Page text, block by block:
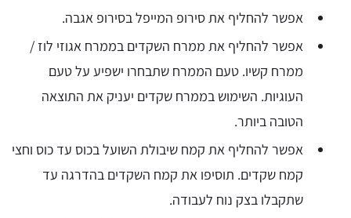
אפשר להחליף את סירופ המייפל בסירופ אגבה.
אפשר להחליף את ממרח השקדים בממרח אגוזי לוז /
ממרח קשיו. טעם הממרח שתבחרו ישפיע על טעם
העוגיות. השימוש בממרח שקדים יעניק את התוצאה
הטובה ביותר.
אפשר להחליף את קמח שיבולת השועל בכוס עד כוס וחצי
קמח שקדים. תוסיפו את קמח השקדים בהדרגה עד
שתקבלו בצק נוח לעבודה.